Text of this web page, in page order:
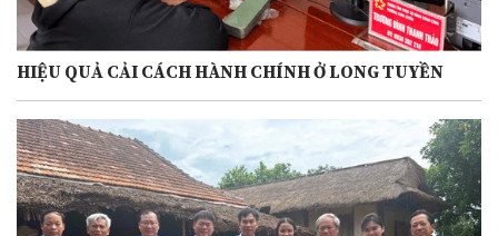
HIỆU QUẢ CẢI CÁCH HÀNH CHÍNH Ở LONG TUYỀN